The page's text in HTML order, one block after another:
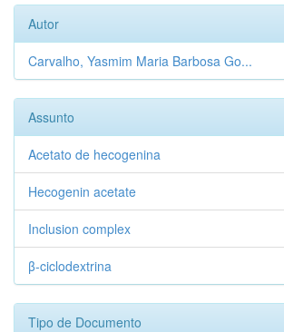
Autor
Carvalho, Yasmim Maria Barbosa Go...
Assunto
Acetato de hecogenina
Hecogenin acetate
Inclusion complex
β-ciclodextrina
Tipo de Documento